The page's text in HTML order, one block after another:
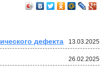
13.03.2025
дефекта
26.02.2025